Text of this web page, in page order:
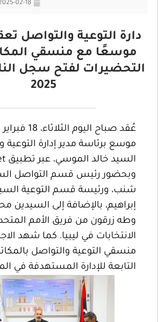
02-18
دارة التوعية والتواصل
موسعًا مع منسقي
التحضيرات لفتح سجل
2025
موسع برئاسة مدير إدارة التوعية
وبحضور رئيس قسم التواصل
شنب، ورئيسة قسم التوعية
إبراهيم، بالإضافة إلى السيدين
وطه زرقون من فريق الأمم
الانتخابات في ليبيا. كما شهد
منسقي التوعية والتواصل
التابعة للإدارة المستهدفة في